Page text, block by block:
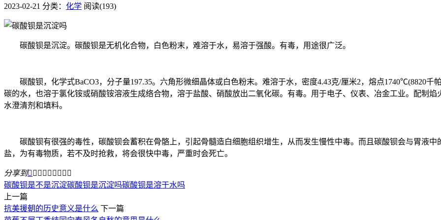
2023-02-21 分类： 化学 阅读(193)
碳酸钡是沉淀。碳酸钡是无机化合物，白色粉末，难溶于水，易溶于强酸。有毒，用途很广泛。
碳酸钡，化学式BaCO3，分子量197.35。六角形微细晶体或白色粉末。难溶于水，密度4.43克/厘米2，熔点1740℃(8820千
碳的水，也溶于氯化铵或硝酸铵溶液生成络合物，溶于盐酸、硝酸放出二氧化碳。有毒。用于电子、仪表、冶金工业。配制
水澄清剂和填料。
碳酸钡有很强的毒性，碳酸钡会蓄积在骨骼上，引起骨髓造白细胞组织增生，从而发生慢性中毒。而且碳酸钡会与胃液中
盐，为有毒物质，若不及时抢救，将会很快中毒，严重时会死亡。
分享到        
碳酸钡是不是沉淀碳酸钡是沉淀吗碳酸钡是溶于水吗
上一篇
抗美援朝的历史意义是什么 下一篇